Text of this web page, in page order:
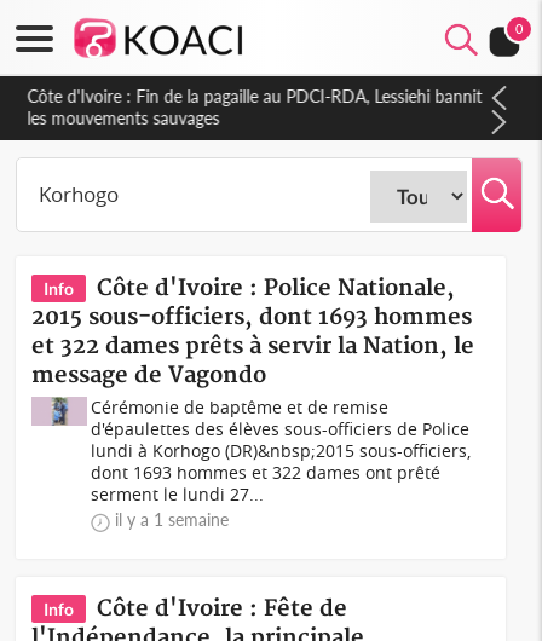
0
Côte d'Ivoire : Fin de la pagaille au PDCI-RDA, Lessiehi bannit
les mouvements sauvages
Info
Côte d'Ivoire : Police Nationale,
2015 sous-officiers, dont 1693 hommes
et 322 dames prêts à servir la Nation, le
message de Vagondo
Cérémonie de baptême et de remise
d'épaulettes des élèves sous-officiers de Police
lundi à Korhogo (DR)&nbsp;2015 sous-officiers,
dont 1693 hommes et 322 dames ont prêté
serment le lundi 27...
il y a 1 semaine
Info
Côte d'Ivoire : Fête de